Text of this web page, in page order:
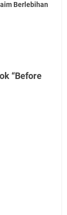
Berlebihan
“Before